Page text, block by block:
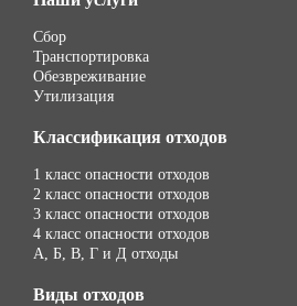
Сбор
Транспортировка
Обезвреживание
Утилизация
Классификация отходов
1 класс опасности отходов
2 класс опасности отходов
3 класс опасности отходов
4 класс опасности отходов
А, Б, В, Г и Д отходы
Виды отходов